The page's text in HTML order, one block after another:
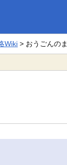
Wiki > おうごんのま